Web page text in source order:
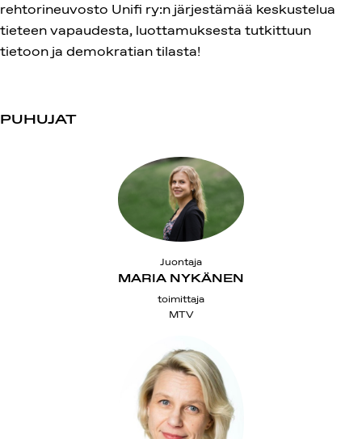
rehtorineuvosto Unifi ry:n järjestämää keskustelua
tieteen vapaudesta, luottamuksesta tutkittuun
tietoon ja demokratian tilasta!
PUHUJAT
MARIA NYKÄNEN
Juontaja
toimittaja
MTV